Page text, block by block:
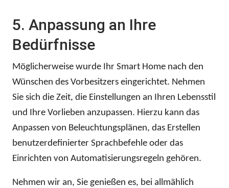
5. Anpassung an Ihre
Bedürfnisse
Möglicherweise wurde Ihr Smart Home nach den
Wünschen des Vorbesitzers eingerichtet. Nehmen
Sie sich die Zeit, die Einstellungen an Ihren Lebensstil
und Ihre Vorlieben anzupassen. Hierzu kann das
Anpassen von Beleuchtungsplänen, das Erstellen
benutzerdefinierter Sprachbefehle oder das
Einrichten von Automatisierungsregeln gehören.
Nehmen wir an, Sie genießen es, bei allmählich